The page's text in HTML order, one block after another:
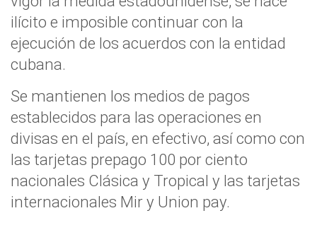
ilícito e imposible continuar con la
ejecución de los acuerdos con la entidad
cubana.
Se mantienen los medios de pagos
establecidos para las operaciones en
divisas en el país, en efectivo, así como con
las tarjetas prepago 100 por ciento
nacionales Clásica y Tropical y las tarjetas
internacionales Mir y Union pay.